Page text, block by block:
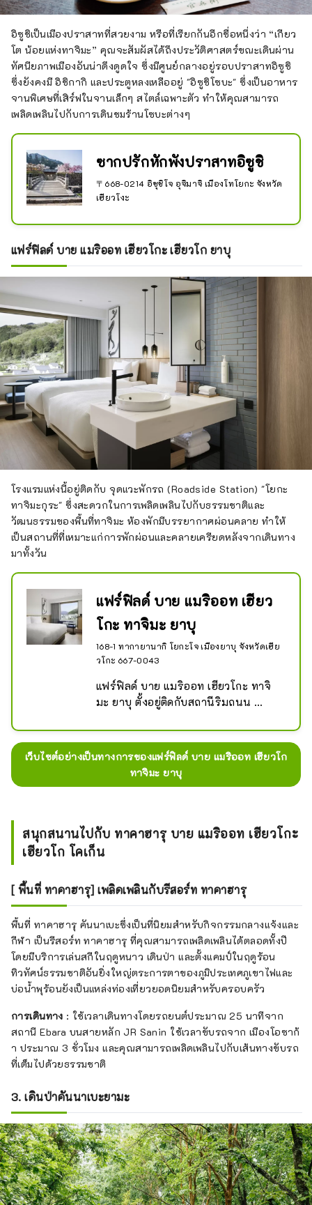
อิซูชิเป็นเมืองปราสาทที่สวยงาม หรือที่เรียกกันอีกชื่อหนึ่งว่า “เกียว
โต น้อยแห่งทาจิมะ” คุณจะสัมผัสได้ถึงประวัติศาสตร์ขณะเดินผ่าน
ทัศนียภาพเมืองอันน่าดึงดูดใจ ซึ่งมีศูนย์กลางอยู่รอบปราสาทอิซูชิ
ซึ่งยังคงมี อิชิกากิ และประตูหลงเหลืออยู่ "อิซูชิโซบะ" ซึ่งเป็นอาหาร
จานพิเศษที่เสิร์ฟในจานเล็กๆ สไตล์เฉพาะตัว ทำให้คุณสามารถ
เพลิดเพลินไปกับการเดินชมร้านโซบะต่างๆ
ซากปรักหักพังปราสาทอิซูชิ
〒668-0214 อิซุชิโจ อุจิมาจิ เมืองโทโยกะ จังหวัด
เฮียวโงะ
แฟร์ฟิลด์ บาย แมริออท เฮียวโกะ เฮียวโก ยาบุ
โรงแรมแห่งนี้อยู่ติดกับ จุดแวะพักรถ (Roadside Station) "โยกะ
ทาจิมะกุระ" ซึ่งสะดวกในการเพลิดเพลินไปกับธรรมชาติและ
วัฒนธรรมของพื้นที่ทาจิมะ ห้องพักมีบรรยากาศผ่อนคลาย ทำให้
เป็นสถานที่ที่เหมาะแก่การพักผ่อนและคลายเครียดหลังจากเดินทาง
มาทั้งวัน
แฟร์ฟิลด์ บาย แมริออท เฮียว
โกะ ทาจิมะ ยาบุ
168-1 ทากายานากิ โยกะโจ เมืองยาบุ จังหวัดเฮีย
วโกะ 667-0043
แฟร์ฟิลด์ บาย แมริออท เฮียวโกะ ทาจิ
มะ ยาบุ ตั้งอยู่ติดกับสถานีริมถนน
บริการที่พักอันผ่อนคลายและเงียบสงบ
เมืองนี้มีถนนเก่าๆ เรียงรายไปด้วยอุดัตสึ
(กำแพงไฟ) และยังคงบรรยากาศของ
สมัยที่เมืองยาบุเจริญรุ่งเรืองในฐานะ
ธรรมชาติที่สวยงามและแหล่งท่องเที่ยว
ที่น่าสนใจ เช่น นาขั้นบันไดเบตสึมิยะ
เป็นภูเขาฮิอุโนะซึ่งรู้จักกันในชื่อหลังคา
ของจังหวัดเฮียวโก ยังสะดวกสำหรับการ
เดินทางไปยังที่ราบสูงฮาจิฮาจิคิตะและ
เมืองปราสาทอิซูชิอีกด้วย หลังจากเที่ยว
ชมจังหวัดเฮียวโกแล้ว พักผ่อนในห้อง
พักของโรงแรมที่เรียบง่ายแต่กว้างขวาง
พร้อมน้ำขวดฟรี ชุดเครื่องนอนสบาย
และห้องอาบน้ำประหยัดพื้นที่ Wi-Fi ฟรี
ทั่วทั้งโรงแรม ทำให้ที่นี่เป็นสถานที่ที่
เหมาะกับการทำงานในยาบุ ไม่ว่าคุณจะ
มาที่นี่เพื่อธุรกิจหรือพักผ่อน เรามีสภาพ
แวดล้อมที่ผ่อนคลายให้เลือก
เว็บไซต์อย่างเป็นทางการของแฟร์ฟิลด์ บาย แมริออท เฮียวโก
ทาจิมะ ยาบุ
สนุกสนานไปกับ ทาคาฮารุ บาย แมริออท เฮียวโกะ
เฮียวโก โคเก็น
[ พื้นที่ ทาคาฮารุ] เพลิดเพลินกับรีสอร์ท ทาคาฮารุ
พื้นที่ ทาคาฮารุ คันนาเบะซึ่งเป็นที่นิยมสำหรับกิจกรรมกลางแจ้งและ
กีฬา เป็นรีสอร์ท ทาคาฮารุ ที่คุณสามารถเพลิดเพลินได้ตลอดทั้งปี
โดยมีบริการเล่นสกีในฤดูหนาว เดินป่า และตั้งแคมป์ในฤดูร้อน
ทิวทัศน์ธรรมชาติอันยิ่งใหญ่ตระการตาของภูมิประเทศภูเขาไฟและ
บ่อน้ำพุร้อนยังเป็นแหล่งท่องเที่ยวยอดนิยมสำหรับครอบครัว
การเดินทาง : ใช้เวลาเดินทางโดยรถยนต์ประมาณ 25 นาทีจาก
สถานี Ebara บนสายหลัก JR Sanin ใช้เวลาขับรถจาก เมืองโอซาก้
า ประมาณ 3 ชั่วโมง และคุณสามารถเพลิดเพลินไปกับเส้นทางขับรถ
ที่เต็มไปด้วยธรรมชาติ
3. เดินป่าคันนาเบะยามะ